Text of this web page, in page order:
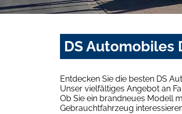
DS Automobiles
Entdecken Sie die besten DS
Unser vielfältiges Angebot an
Ob Sie ein brandneues Modell
Gebrauchtfahrzeug